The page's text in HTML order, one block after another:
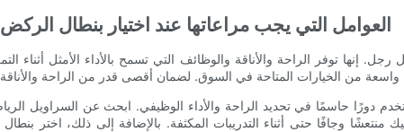
العوامل التي يجب مراعاتها عند اختيار بنطال
إنها توفر الراحة والأناقة والوظائف التي تسمح بالأداء الأمثل أثناء
حاسمًا في تحديد الراحة والأداء الوظيفي. ابحث عن السراويل
وجافًا حتى أثناء التدريبات المكثفة. بالإضافة إلى ذلك، اختر